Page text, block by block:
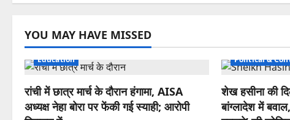
YOU MAY HAVE MISSED
Education
रांची में छात्र मार्च के दौरान हंगामा, AISA
अध्यक्ष नेहा बोरा पर फेंकी गई स्याही; आरोपी
Political &
शेख हसीना की
बांग्लादेश में